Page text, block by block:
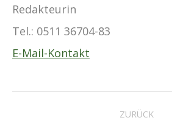
Redakteurin
Tel.: 0511 36704-83
E-Mail-Kontakt
ZURÜCK